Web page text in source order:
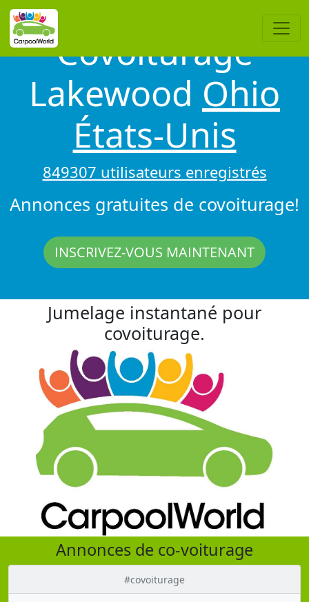
Covoiturage
Lakewood Ohio
États-Unis
849307 utilisateurs enregistrés
Annonces gratuites de covoiturage!
INSCRIVEZ-VOUS MAINTENANT
Jumelage instantané pour
covoiturage.
Annonces de co-voiturage
#covoiturage